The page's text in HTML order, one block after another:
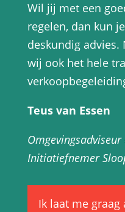
Wil jij met een
regelen, dan kun
deskundig advies.
wij ook het hele
Teus van Essen
Omgevingsadviseur
Initiatiefnemer
Ik laat me graag